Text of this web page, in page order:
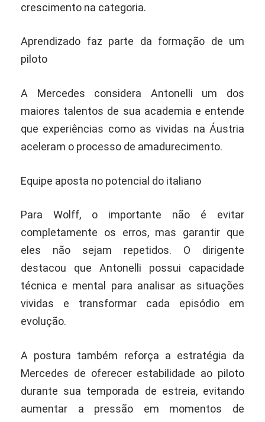
crescimento na categoria.
Aprendizado faz parte da formação de um
piloto
A Mercedes considera Antonelli um dos
maiores talentos de sua academia e entende
que experiências como as vividas na Áustria
aceleram o processo de amadurecimento.
Equipe aposta no potencial do italiano
Para Wolff, o importante não é evitar
completamente os erros, mas garantir que
eles não sejam repetidos. O dirigente
destacou que Antonelli possui capacidade
técnica e mental para analisar as situações
vividas e transformar cada episódio em
evolução.
A postura também reforça a estratégia da
Mercedes de oferecer estabilidade ao piloto
durante sua temporada de estreia, evitando
aumentar a pressão em momentos de